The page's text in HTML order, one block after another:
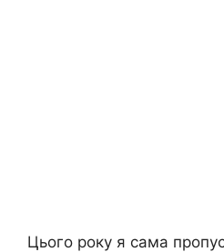
Цього року я сама